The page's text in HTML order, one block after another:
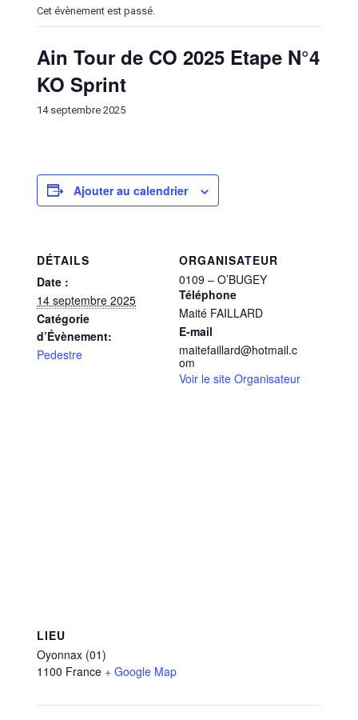
Cet évènement est passé.
Ain Tour de CO 2025 Etape N°4
KO Sprint
14 septembre 2025
Ajouter au calendrier
DÉTAILS
Date :
14 septembre 2025
Catégorie
d’Évènement:
Pedestre
ORGANISATEUR
0109 – O’BUGEY
Téléphone
Maité FAILLARD
E-mail
maitefaillard@hotmail.c
om
Voir le site Organisateur
LIEU
Oyonnax (01)
1100 France + Google Map